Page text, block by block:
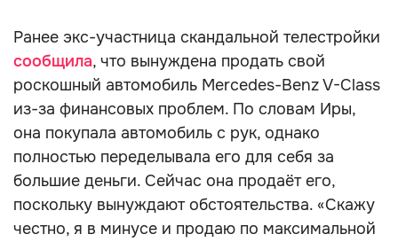
Ранее экс-участница скандальной телестройки
сообщила, что вынуждена продать свой
роскошный автомобиль Mercedes-Benz V-Class
из-за финансовых проблем. По словам Иры,
она покупала автомобиль с рук, однако
полностью переделывала его для себя за
большие деньги. Сейчас она продаёт его,
поскольку вынуждают обстоятельства. «Скажу
честно, я в минусе и продаю по максимальной